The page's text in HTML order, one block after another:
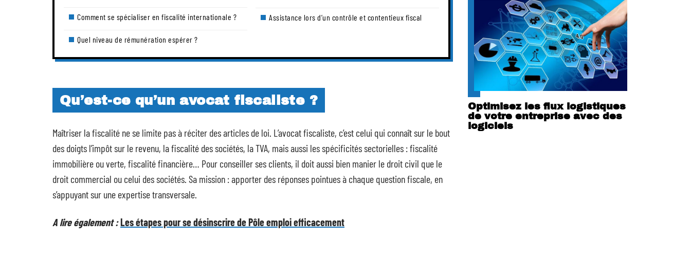
Comment se spécialiser en fiscalité internationale ?
Quel niveau de rémunération espérer ?
Assistance lors d’un contrôle et contentieux fiscal
Qu’est-ce qu’un avocat fiscaliste ?
Maîtriser la fiscalité ne se limite pas à réciter des articles de loi. L’avocat fiscaliste, c’est celui qui connaît sur le bout
des doigts l’impôt sur le revenu, la fiscalité des sociétés, la TVA, mais aussi les spécificités sectorielles : fiscalité
immobilière ou verte, fiscalité financière… Pour conseiller ses clients, il doit aussi bien manier le droit civil que le
droit commercial ou celui des sociétés. Sa mission : apporter des réponses pointues à chaque question fiscale, en
s’appuyant sur une expertise transversale.
A lire également :Les étapes pour se désinscrire de Pôle emploi efficacement
Optimisez les flux logistiques
de votre entreprise avec des
logiciels